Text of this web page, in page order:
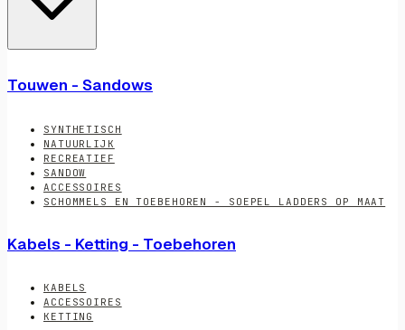
Touwen - Sandows
SYNTHETISCH
NATUURLIJK
RECREATIEF
SANDOW
ACCESSOIRES
SCHOMMELS EN TOEBEHOREN - SOEPEL LADDERS OP MAAT
Kabels - Ketting - Toebehoren
KABELS
ACCESSOIRES
KETTING